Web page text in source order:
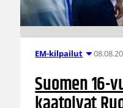
EM-kilpailut
Suomen 16-